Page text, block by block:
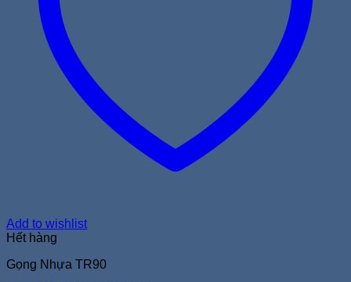
Add to wishlist
Hết hàng
Gọng Nhựa TR90